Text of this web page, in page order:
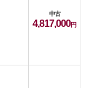
中古
4,817,000